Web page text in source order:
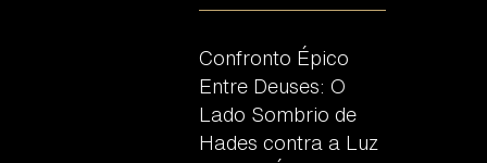
Confronto Épico
Entre Deuses: O
Lado Sombrio de
Hades contra a Luz